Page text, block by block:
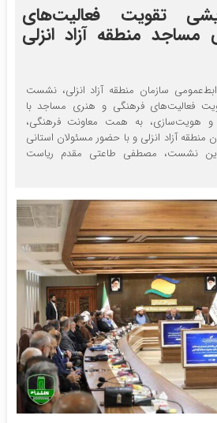
تقویت فعالیت‌های
منطقه آزاد انزلی
سازمان منطقه آزاد انزلی، نشست
فعالیت‌های فرهنگی و هنری مساجد با
و هویت‌سازی، به همت معاونت فرهنگی،
آزاد انزلی و با حضور مسئولان استانی
نشست، مصطفی طاعتی مقدم ریاست